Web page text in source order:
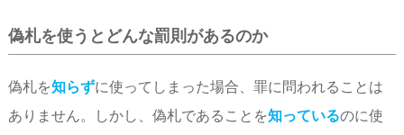
偽札を使うとどんな罰則があるのか
偽札を知らずに使ってしまった場合、罪に問われることは
ありません。しかし、偽札であることを知っているのに使